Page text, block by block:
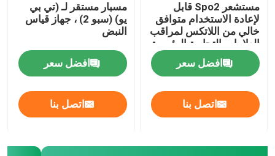
مستشعر Spo2 قابل
لإعادة الاستخدام متوافق
خالي من اللاتكس لمراقب
العلامات التجارية الرئيسية
افضل سعر
اتصل بنا
مسبار مستقر لـ (تي بي
يو) (سبو 2) ، جهاز قياس
النبض
افضل سعر
اتصل بنا